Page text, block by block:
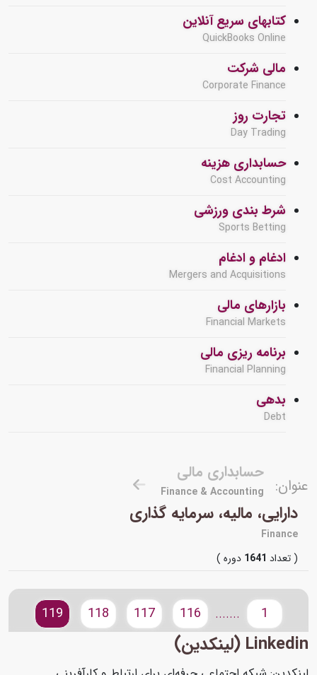
کتابهای سریع آنلاین
QuickBooks Online
مالی شرکت
Corporate Finance
تجارت روز
Day Trading
حسابداری هزینه
Cost Accounting
شرط بندی ورزشی
Sports Betting
ادغام و ادغام
Mergers and Acquisitions
بازارهای مالی
Financial Markets
برنامه ریزی مالی
Financial Planning
بدهی
Debt
عنوان:
حسابداری مالی
Finance & Accounting
دارایی، مالیه، سرمایه گذاری
Finance
( تعداد1641 دوره )
.......
116
117
118
119
Linkedin (لینکدین)